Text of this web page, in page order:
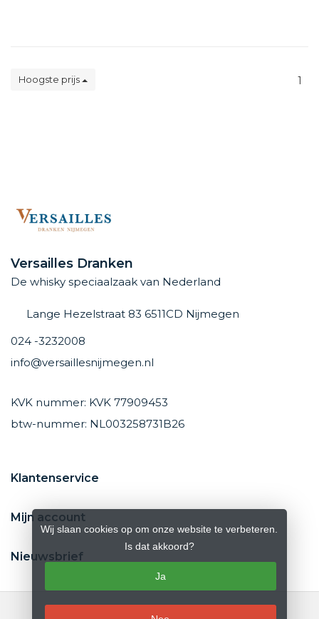
Hoogste prijs 1
Versailles Dranken
De whisky speciaalzaak van Nederland
Lange Hezelstraat 83 6511CD Nijmegen
024 -3232008
info@versaillesnijmegen.nl
KVK nummer: KVK 77909453
btw-nummer: NL003258731B26
Klantenservice
Mijn account
Nieuwsbrief
Wij slaan cookies op om onze website te verbeteren.
Is dat akkoord?
Ja